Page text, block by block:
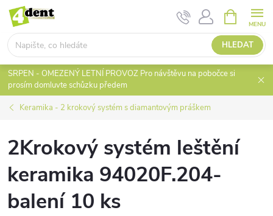
Přejít
obsah
HLEDAT
NÁKUPNÍ
KOŠÍK
SRPEN - OMEZENÝ LETNÍ PROVOZ Pro návštěvu na pobočce si
prosím domluvte schůzku předem
Keramika - 2 krokový systém s diamantovým práškem
2Krokový systém leštění
keramika 94020F.204-
balení 10 ks